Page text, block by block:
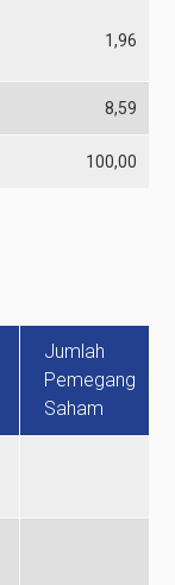
1,96
8,59
100,00
Jumlah
Pemegang
Saham